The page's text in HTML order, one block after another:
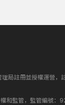
局註冊並授權運營，
和監管，監管編號：